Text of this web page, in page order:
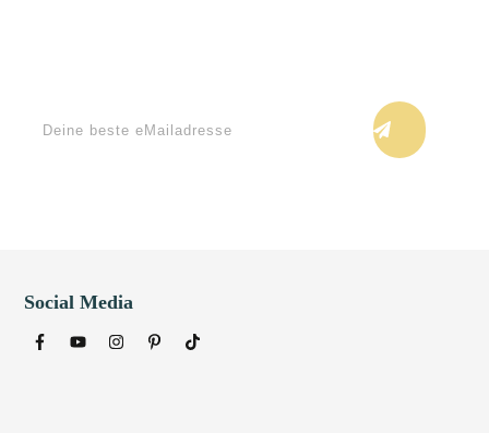
Social Media